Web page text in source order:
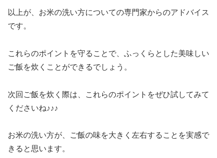
以上が、お米の洗い方についての専門家からのアドバイス
です。
これらのポイントを守ることで、ふっくらとした美味しい
ご飯を炊くことができるでしょう。
次回ご飯を炊く際は、これらのポイントをぜひ試してみて
くださいね♪♪♪
お米の洗い方が、ご飯の味を大きく左右することを実感で
きると思います。